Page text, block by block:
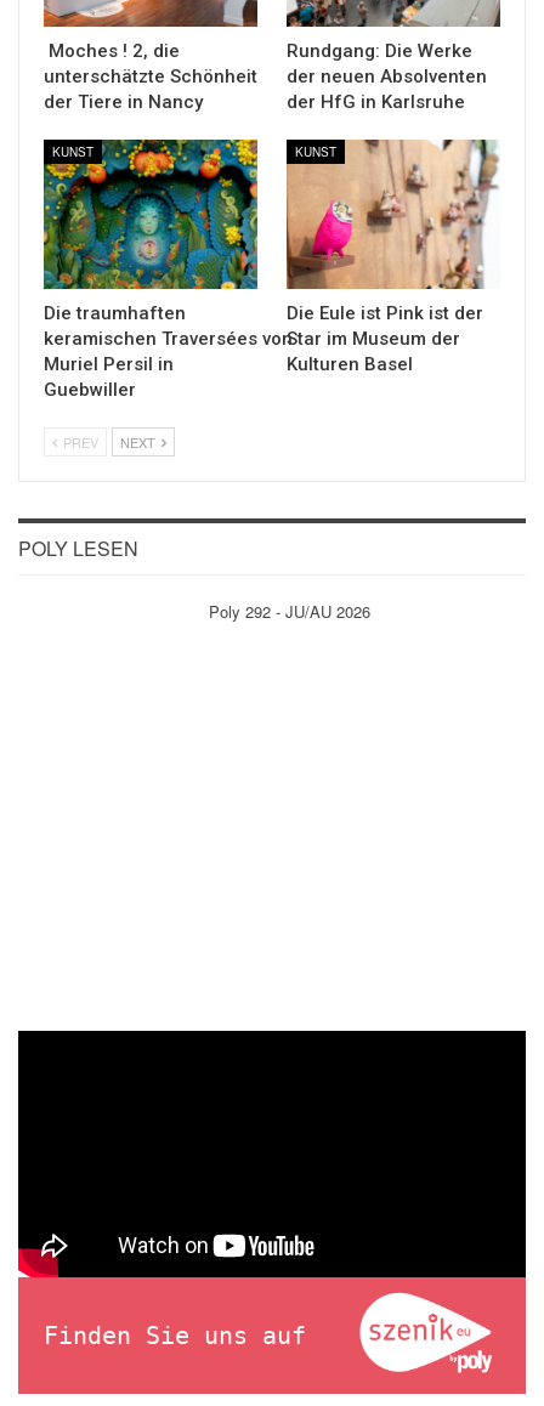
Moches ! 2, die
unterschätzte Schönheit
der Tiere in Nancy
Rundgang: Die Werke
der neuen Absolventen
der HfG in Karlsruhe
KUNST
Die traumhaften
keramischen Traversées von
Muriel Persil in
Guebwiller
KUNST
Die Eule ist Pink ist der
Star im Museum der
Kulturen Basel
PREV NEXT
POLY LESEN
Poly 292 - JU/AU 2026
Finden Sie uns auf